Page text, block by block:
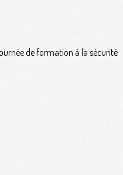
de formation à la sécurité